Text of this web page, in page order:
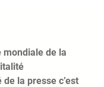
mondiale de la
la presse c’est